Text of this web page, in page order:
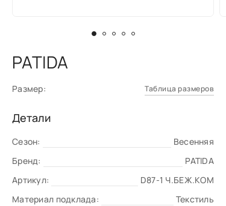
PATIDA
Размер: Таблица размеров
Детали
Сезон:
Весенняя
Бренд:
PATIDA
Артикул:
D87-1 Ч.БЕЖ.КОМ
Материал подклада:
Текстиль